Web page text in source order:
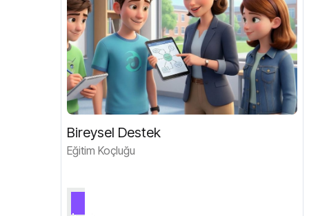
Bireysel Destek
Eğitim Koçluğu